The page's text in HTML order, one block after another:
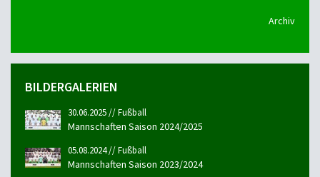
Archiv
BILDERGALERIEN
30.06.2025 // Fußball
Mannschaften Saison 2024/2025
05.08.2024 // Fußball
Mannschaften Saison 2023/2024